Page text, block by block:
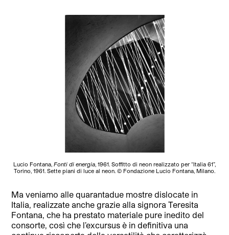
Lucio Fontana, Fonti di energia, 1961. Soffitto di neon realizzato per “Italia 61”,
Torino, 1961. Sette piani di luce al neon. © Fondazione Lucio Fontana, Milano.
Ma veniamo alle quarantadue mostre dislocate in
Italia, realizzate anche grazie alla signora Teresita
Fontana, che ha prestato materiale pure inedito del
consorte, così che l’excursus è in definitiva una